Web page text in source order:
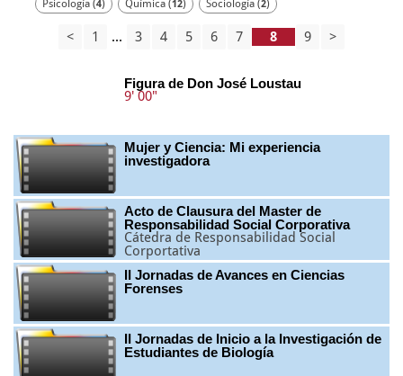
Psicología (4) Química (12) Sociología (2)
< 1 ... 3 4 5 6 7 9 >
Figura de Don José Loustau
9' 00"
Mujer y Ciencia: Mi experiencia
investigadora
Acto de Clausura del Master de
Responsabilidad Social Corporativa
Cátedra de Responsabilidad Social
Corportativa
II Jornadas de Avances en Ciencias
Forenses
II Jornadas de Inicio a la Investigación de
Estudiantes de Biología